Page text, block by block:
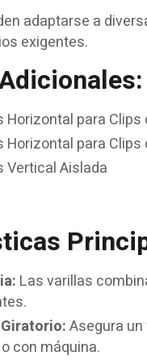
adaptarse a
exigentes.
Horizontal para
Horizontal para
Vertical Aislada
Las varillas
Asegura
con máquina.